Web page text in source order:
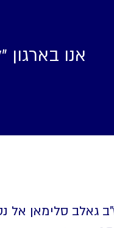
אנו
גאלב סלימאן אל